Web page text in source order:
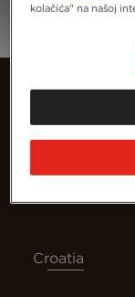
Croatia
kolačića" na našoj